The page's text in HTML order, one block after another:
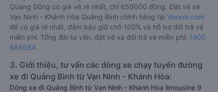
Quang Dũng có giá vé rẻ nhất, chỉ 650000 đồng. Đặt vé xe
Vạn Ninh - Khánh Hòa Quảng Bình chính hãng tại Vexere.com
để có giá rẻ nhất, đảm bảo giữ chỗ 100% và hỗ trợ đổi trả vé
miễn phí. Tổng đài tư vấn, đặt vé và đổi trả vé miễn phí: 1900
888684.
3. Giới thiệu, tư vấn các dòng xe chạy tuyến đường
xe đi Quảng Bình từ Vạn Ninh - Khánh Hòa:
Dòng xe đi Quảng Bình từ Vạn Ninh - Khánh Hòa limousine 9